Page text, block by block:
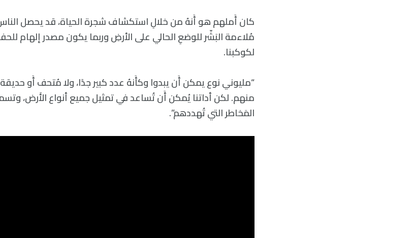
كان أَملهم هو أَنهُ من خلالِ استكشاف شجرة الحياة، قد يحصل
مُلاءمة البَشّر للوضعِ الحالي على الأرضِ وربما يكون مصدر إلهام
لكوكبنا.
“مليوني نوع يمكن أَن يبدوا وكأَنهُ عدد كبير جدًا، ولا مُتحف أَو
منهم. لكن أداتنا يُمكن أَن تُساعد في تمثيل جميع أنواع الأَرض،
المَخاطر التي تُهددهم”.